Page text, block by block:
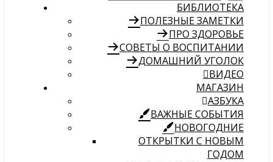
БИБЛИОТЕКА
ПОЛЕЗНЫЕ ЗАМЕТКИ
ПРО ЗДОРОВЬЕ
СОВЕТЫ О ВОСПИТАНИИ
ДОМАШНИЙ УГОЛОК
ВИДЕО
МАГАЗИН
АЗБУКА
ВАЖНЫЕ СОБЫТИЯ
НОВОГОДНИЕ
ОТКРЫТКИ С НОВЫМ
ГОДОМ